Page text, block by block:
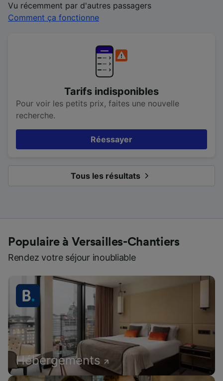
Vu récemment par d'autres passagers
Comment ça fonctionne
Tarifs indisponibles
Pour voir les petits prix, faites une nouvelle
recherche.
Réessayer
Tous les résultats
Populaire à Versailles-Chantiers
Rendez votre séjour inoubliable
Hébergements